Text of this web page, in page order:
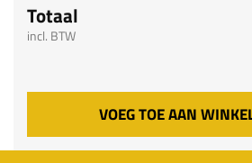
Totaal
incl. BTW
VOEG TOE AAN